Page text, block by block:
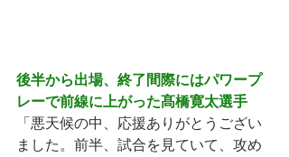
後半から出場、終了間際にはパワープ
レーで前線に上がった髙橋寛太選手
「悪天候の中、応援ありがとうござい
ました。前半、試合を見ていて、攻め